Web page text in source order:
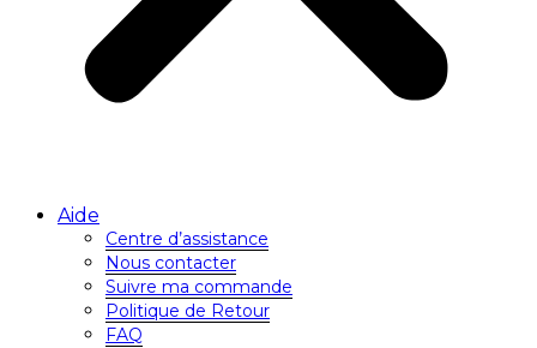
Aide
Centre d’assistance
Nous contacter
Suivre ma commande
Politique de Retour
FAQ